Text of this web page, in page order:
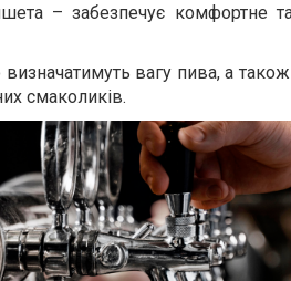
– забезпечує комфортне
вагу пива, а також
смаколиків.